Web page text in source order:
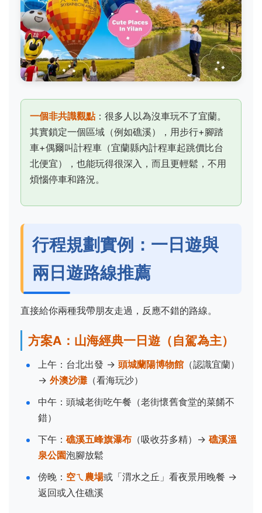
一個非共識觀點：很多人以為沒車玩不了宜蘭。
其實鎖定一個區域（例如礁溪），用步行+腳踏
車+偶爾叫計程車（宜蘭縣內計程車起跳價比台
北便宜），也能玩得很深入，而且更輕鬆，不用
煩惱停車和路況。
行程規劃實例：一日遊與
兩日遊路線推薦
直接給你兩種我帶朋友走過，反應不錯的路線。
方案A：山海經典一日遊（自駕為主）
上午：台北出發 → 頭城蘭陽博物館 （認識宜蘭）
→ 外澳沙灘 （看海玩沙）
中午：頭城老街吃午餐（老街懷舊食堂的菜餚不
錯）
下午： 礁溪五峰旗瀑布 （吸收芬多精）→ 礁溪溫
泉公園泡腳放鬆
傍晚： 空ㄟ農場或「渭水之丘」看夜景用晚餐 →
返回或入住礁溪